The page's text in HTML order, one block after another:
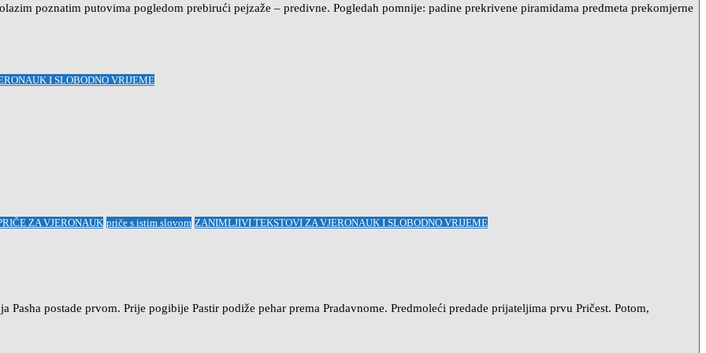
poznatim putovima pogledom prebirući pejzaže – predivne. Pogledah pomnije: padine prekrivene piramidama predmeta prekomjerne
I SLOBODNO VRIJEME
ZA VJERONAUK priče s istim slovom ZANIMLJIVI TEKSTOVI ZA VJERONAUK I SLOBODNO VRIJEME
postade prvom. Prije pogibije Pastir podiže pehar prema Pradavnome. Predmoleći predade prijateljima prvu Pričest. Potom,